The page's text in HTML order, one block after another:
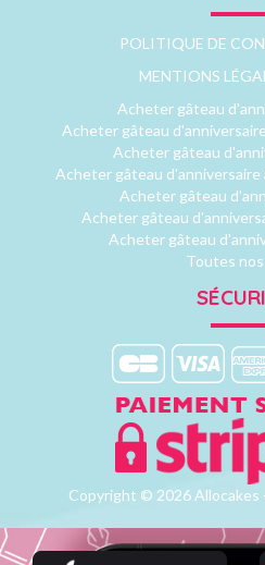
POLITIQUE DE
MENTIONS
Acheter gâteau
Acheter gâteau
Acheter gâteau
Acheter gâteau d'anniversaire
Acheter gâteau
Acheter gâteau
Acheter gâteau
Toutes
Copyright © 2026 Allocakes